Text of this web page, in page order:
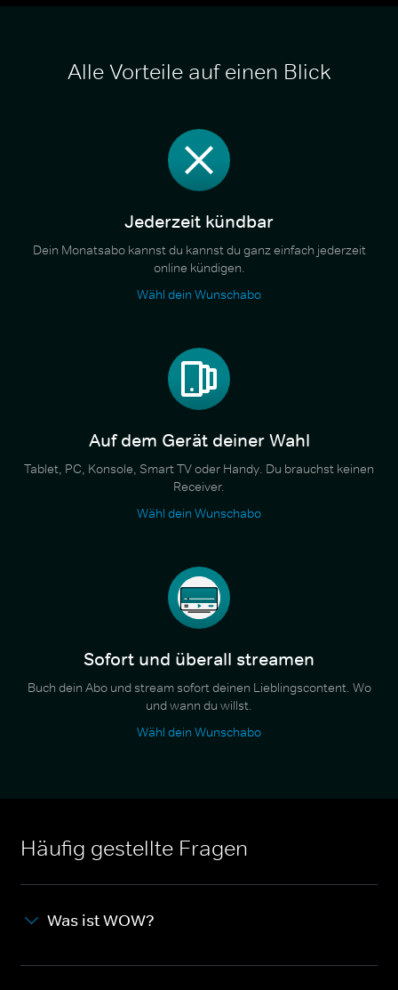
Alle Vorteile auf einen Blick
Jederzeit kündbar
Dein Monatsabo kannst du kannst du ganz einfach jederzeit
online kündigen.
Wähl dein Wunschabo
Auf dem Gerät deiner Wahl
Tablet, PC, Konsole, Smart TV oder Handy. Du brauchst keinen
Receiver.
Wähl dein Wunschabo
Sofort und überall streamen
Buch dein Abo und stream sofort deinen Lieblingscontent. Wo
und wann du willst.
Wähl dein Wunschabo
Häufig gestellte Fragen
Was ist WOW?